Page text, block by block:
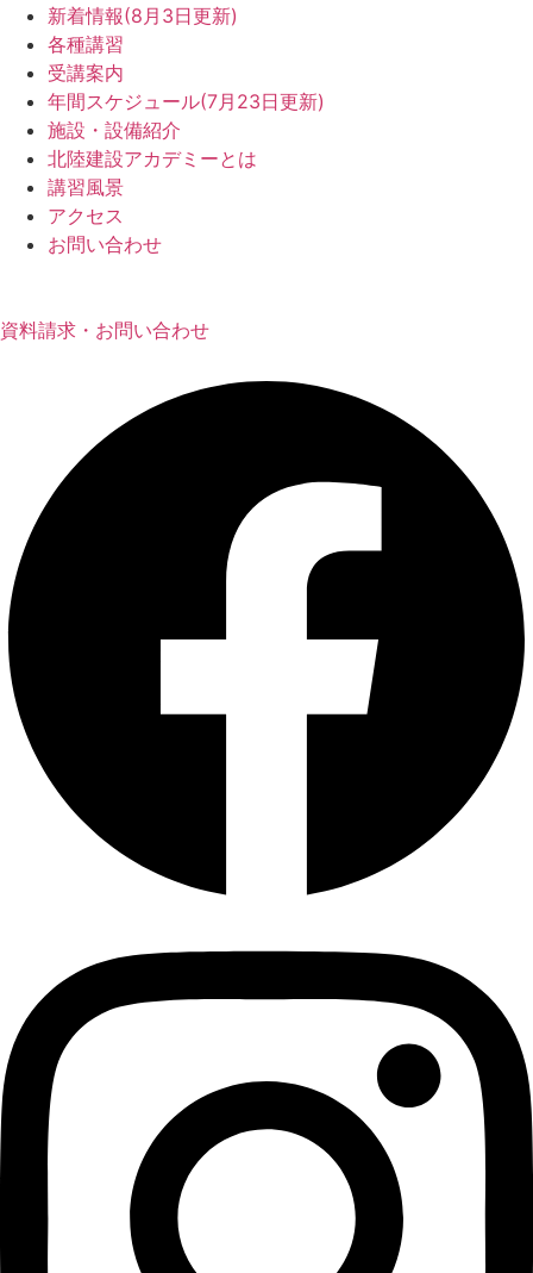
新着情報(8月3日更新)
各種講習
受講案内
年間スケジュール(7月23日更新)
施設・設備紹介
北陸建設アカデミーとは
講習風景
アクセス
お問い合わせ
資料請求・お問い合わせ